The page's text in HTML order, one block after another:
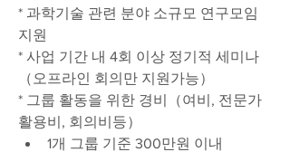
* 과학기술 관련 분야 소규모 연구모임
지원
* 사업 기간 내 4회 이상 정기적 세미나
（오프라인 회의만 지원가능）
* 그룹 활동을 위한 경비（여비, 전문가
활용비, 회의비등）
1개 그룹 기준 300만원 이내